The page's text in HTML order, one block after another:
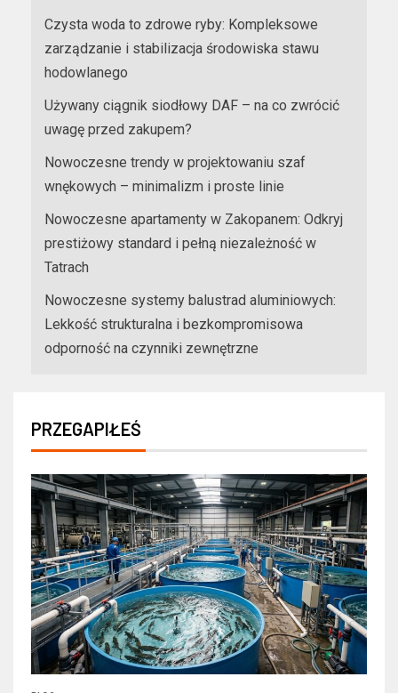
Czysta woda to zdrowe ryby: Kompleksowe
zarządzanie i stabilizacja środowiska stawu
hodowlanego
Używany ciągnik siodłowy DAF – na co zwrócić
uwagę przed zakupem?
Nowoczesne trendy w projektowaniu szaf
wnękowych – minimalizm i proste linie
Nowoczesne apartamenty w Zakopanem: Odkryj
prestiżowy standard i pełną niezależność w
Tatrach
Nowoczesne systemy balustrad aluminiowych:
Lekkość strukturalna i bezkompromisowa
odporność na czynniki zewnętrzne
PRZEGAPIŁEŚ